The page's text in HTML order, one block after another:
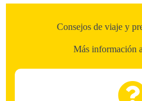
Consejos de viaje y
Más información